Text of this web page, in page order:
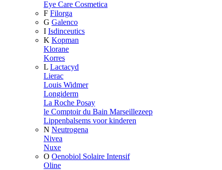
Eye Care Cosmetica
F Filorga
G Galenco
I Isdinceutics
K Kopman
Klorane
Korres
L Lactacyd
Lierac
Louis Widmer
Longiderm
La Roche Posay
le Comptoir du Bain Marseillezeep
Lippenbalsems voor kinderen
N Neutrogena
Nivea
Nuxe
O Oenobiol Solaire Intensif
Oline